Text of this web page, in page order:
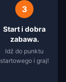
3
Start i dobra
zabawa.
Idź do punktu
startowego i graj!